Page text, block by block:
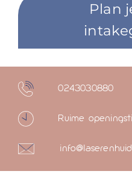
Plan
0243030880
Ruime